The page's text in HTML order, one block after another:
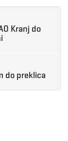
o
Kranj do
do preklica